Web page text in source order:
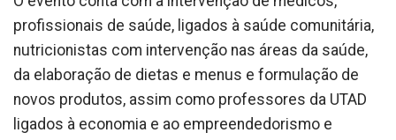
profissionais de saúde, ligados à saúde comunitária,
nutricionistas com intervenção nas áreas da saúde,
da elaboração de dietas e menus e formulação de
novos produtos, assim como professores da UTAD
ligados à economia e ao empreendedorismo e